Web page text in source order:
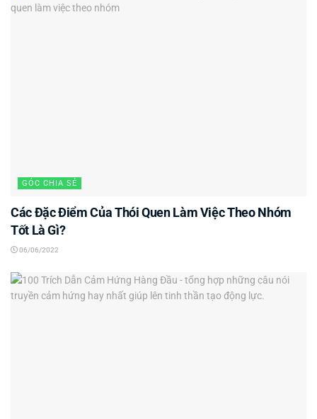
GÓC CHIA SẺ
Các Đặc Điểm Của Thói Quen Làm Việc Theo Nhóm
Tốt Là Gì?
06/06/2022